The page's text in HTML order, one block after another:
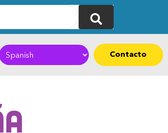
Contacto